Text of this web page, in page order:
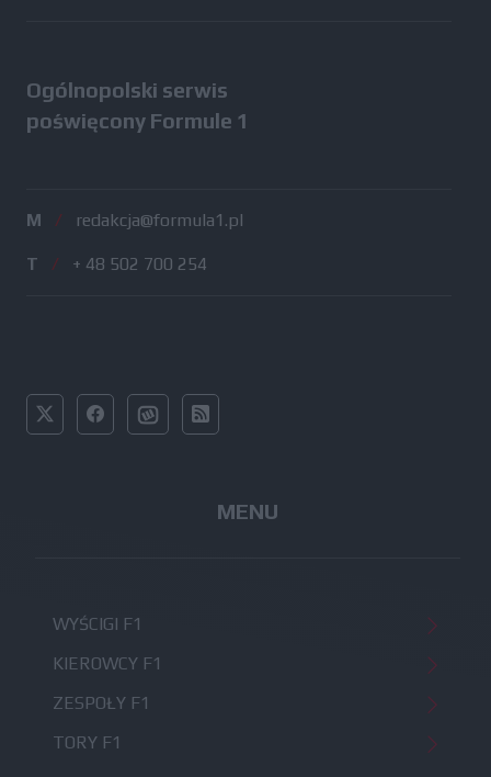
Ogólnopolski serwis
poświęcony Formule 1
M / redakcja@formula1.pl
T / + 48 502 700 254
MENU
WYŚCIGI F1
KIEROWCY F1
ZESPOŁY F1
TORY F1